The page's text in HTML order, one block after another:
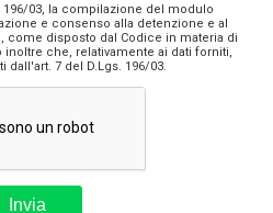
196/03, la compilazione del modulo
e consenso alla detenzione e al
come disposto dal Codice in materia di
che, relativamente ai dati forniti,
dall'art. 7 del D.Lgs. 196/03.